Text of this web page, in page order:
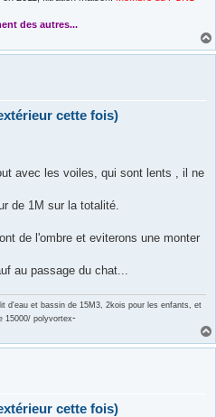
des autres...
cette fois)
avec les voiles, qui sont lents , il ne
de 1M sur la totalité.
de l'ombre et eviterons une monter
au passage du chat...
d'eau et bassin de 15M3, 2kois pour les enfants, et
15000/ polyvortex-
cette fois)